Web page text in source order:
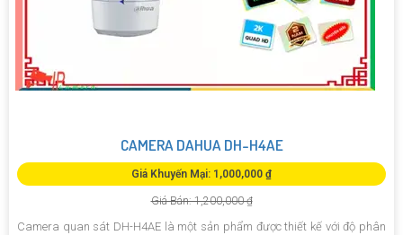
CAMERA DAHUA DH-H4AE
Giá Khuyến Mại: 1,000,000 ₫
Giá Bán: 1,200,000 ₫
Camera quan sát DH-H4AE là một sản phẩm được thiết kế với độ phân